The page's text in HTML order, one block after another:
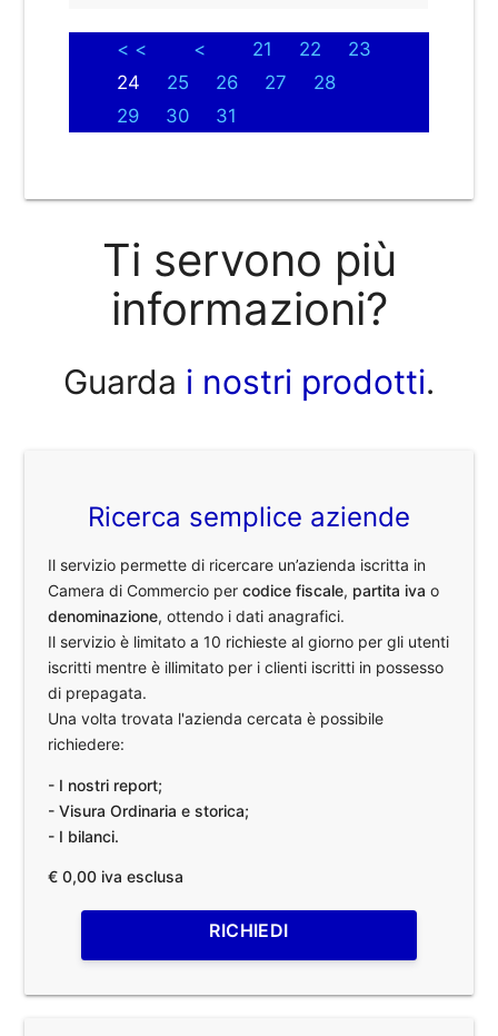
< < < 21 22
23
24
25 26 27
28
29
30 31
Ti servono più
informazioni?
Guarda i nostri prodotti.
Ricerca semplice aziende
Il servizio permette di ricercare un’azienda iscritta in
Camera di Commercio percodice fiscale, partita iva o
denominazione, ottendo i dati anagrafici.
Il servizio è limitato a 10 richieste al giorno per gli utenti
iscritti mentre è illimitato per i clienti iscritti in possesso
di prepagata.
Una volta trovata l'azienda cercata è possibile
richiedere:
- I nostri report;
- Visura Ordinaria e storica;
- I bilanci.
€ 0,00 iva esclusa
RICHIEDI